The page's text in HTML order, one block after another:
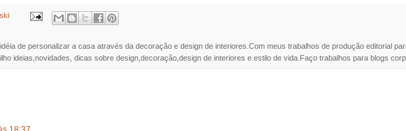
de personalizar a casa através da decoração e design de interiores.Com meus trabalhos de produção editorial
ideias,novidades, dicas sobre design,decoração,design de interiores e estilo de vida.Faço trabalhos para blogs